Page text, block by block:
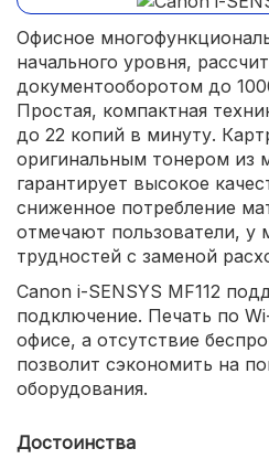
Офисное
начального уровня,
документооборотом до
Простая, компактная
до 22 копий в минуту.
оригинальным тонером из
гарантирует высокое
сниженное потребление
отмечают пользователи, у
трудностей с заменой
Canon i-SENSYS MF112
подключение. Печать по
офисе, а отсутствие
позволит сэкономить на
оборудования.
Достоинства